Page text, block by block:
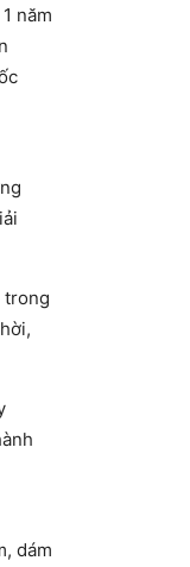
năm
trong
dám